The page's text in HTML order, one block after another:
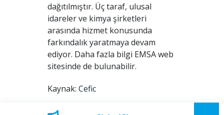
dağıtılmıştır. Üç taraf, ulusal
idareler ve kimya şirketleri
arasında hizmet konusunda
farkındalık yaratmaya devam
ediyor. Daha fazla bilgi EMSA web
sitesinde de bulunabilir.
Kaynak:Cefic